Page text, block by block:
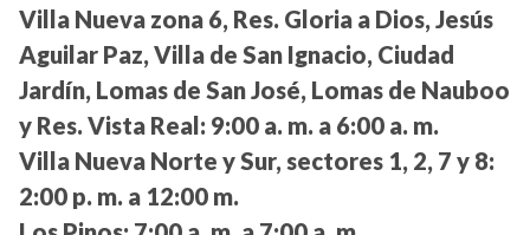
Villa Nueva zona 6, Res. Gloria a Dios, Jesús
Aguilar Paz, Villa de San Ignacio, Ciudad
Jardín, Lomas de San José, Lomas de Nauboo
y Res. Vista Real: 9:00 a. m. a 6:00 a. m.
Villa Nueva Norte y Sur, sectores 1, 2, 7 y 8:
2:00 p. m. a 12:00 m.